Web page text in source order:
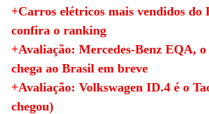
+Carros elétricos mais vendidos do
confira o ranking
+Avaliação: Mercedes-Benz EQA,
chega ao Brasil em breve
+Avaliação: Volkswagen ID.4 é o
chegou)